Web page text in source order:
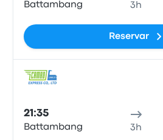
Battambang 3h
Reservar
21:35
Battambang 3h